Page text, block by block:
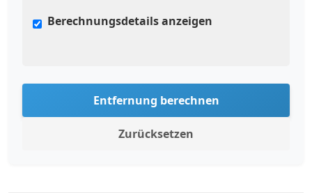
Berechnungsdetails anzeigen
Entfernung berechnen
Zurücksetzen